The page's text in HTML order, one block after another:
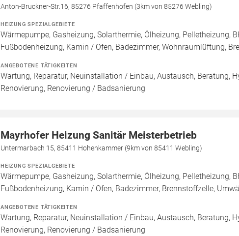
Anton-Bruckner-Str.16, 85276 Pfaffenhofen (3km von 85276 Webling)
HEIZUNG SPEZIALGEBIETE
Wärmepumpe, Gasheizung, Solarthermie, Ölheizung, Pelletheizung,
Fußbodenheizung, Kamin / Ofen, Badezimmer, Wohnraumlüftung,
ANGEBOTENE TÄTIGKEITEN
Wartung, Reparatur, Neuinstallation / Einbau, Austausch, Beratung,
Renovierung, Renovierung / Badsanierung
Mayrhofer Heizung Sanitär Meisterbetrieb
Untermarbach 15, 85411 Hohenkammer (9km von 85411 Webling)
HEIZUNG SPEZIALGEBIETE
Wärmepumpe, Gasheizung, Solarthermie, Ölheizung, Pelletheizung,
Fußbodenheizung, Kamin / Ofen, Badezimmer, Brennstoffzelle,
ANGEBOTENE TÄTIGKEITEN
Wartung, Reparatur, Neuinstallation / Einbau, Austausch, Beratung,
Renovierung, Renovierung / Badsanierung